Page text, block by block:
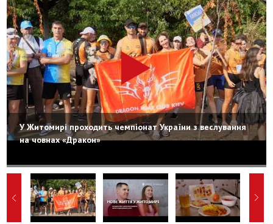
У Житомирі проходить чемпіонат України з веслування
на човнах «Дракон»